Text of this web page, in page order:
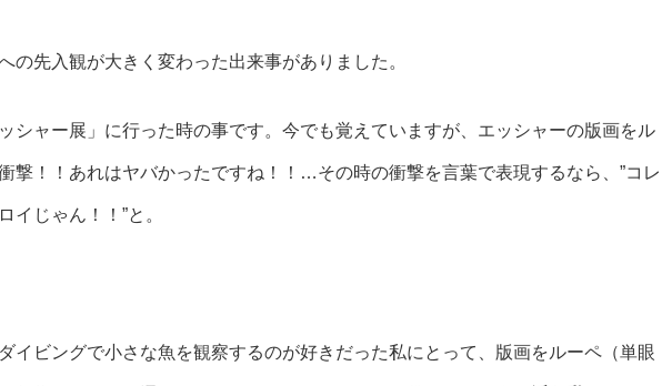
の先入観が大きく変わった出来事がありました。
シャー展」に行った時の事です。今でも覚えていますが、エッシャーの版画をル
撃！！あれはヤバかったですね！！…その時の衝撃を言葉で表現するなら、”コレ
イじゃん！！”と。
イビングで小さな魚を観察するのが好きだった私にとって、版画をルーペ（単眼